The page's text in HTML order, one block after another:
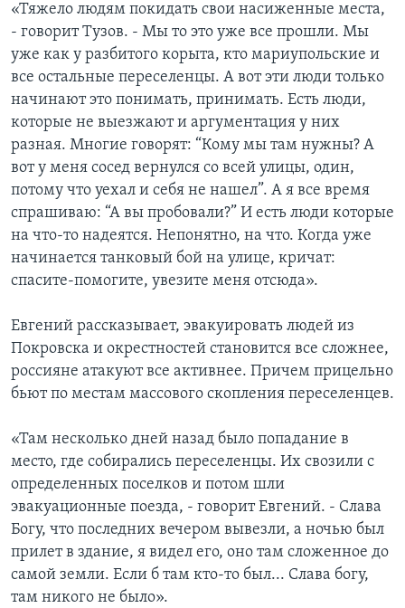
«Тяжело людям покидать свои насиженные места,
- говорит Тузов. - Мы то это уже все прошли. Мы
уже как у разбитого корыта, кто мариупольские и
все остальные переселенцы. А вот эти люди только
начинают это понимать, принимать. Есть люди,
которые не выезжают и аргументация у них
разная. Многие говорят: “Кому мы там нужны? А
вот у меня сосед вернулся со всей улицы, один,
потому что уехал и себя не нашел”. А я все время
спрашиваю: “А вы пробовали?” И есть люди которые
на что-то надеятся. Непонятно, на что. Когда уже
начинается танковый бой на улице, кричат:
спасите-помогите, увезите меня отсюда».
Евгений рассказывает, эвакуировать людей из
Покровска и окрестностей становится все сложнее,
россияне атакуют все активнее. Причем прицельно
бьют по местам массового скопления переселенцев.
«Там несколько дней назад было попадание в
место, где собирались переселенцы. Их свозили с
определенных поселков и потом шли
эвакуационные поезда, - говорит Евгений. - Слава
Богу, что последних вечером вывезли, а ночью был
прилет в здание, я видел его, оно там сложенное до
самой земли. Если б там кто-то был... Слава богу,
там никого не было».